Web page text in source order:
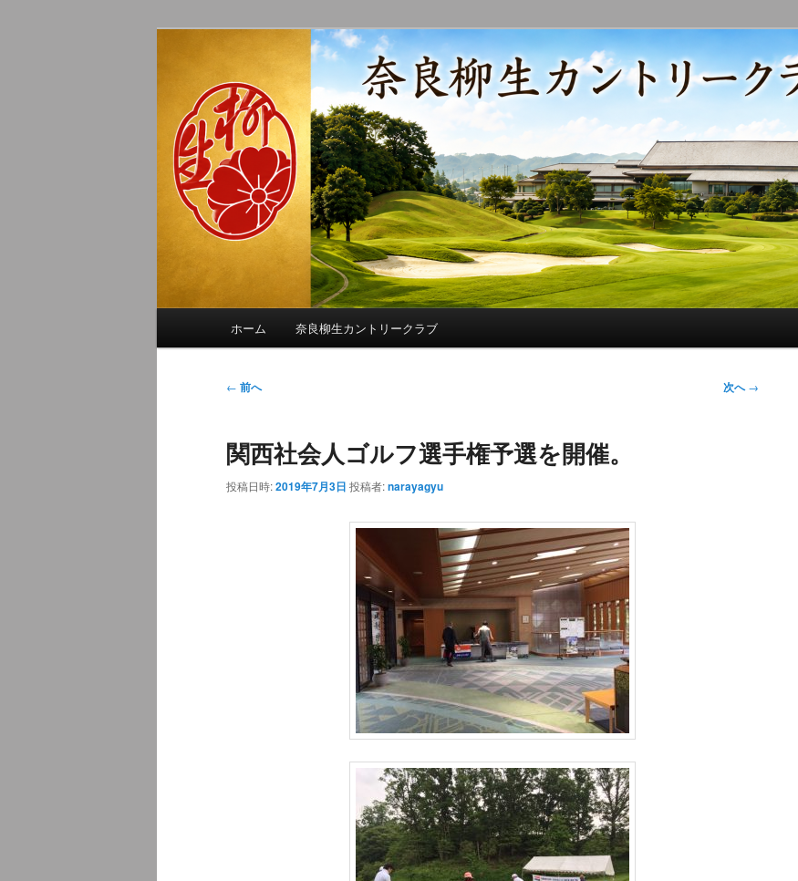
奈良柳生カントリークラブ総支配人ブログ
季節の話題、クラブの出来事、コースの改修・更新作業、ゴルフに関する随筆、喜怒哀楽などを気ま
れに発信します。
ホーム 奈良柳生カントリークラブ
投
ビ
ー
← 前へ 次へ→
関西社会人ゴルフ選手権予選を開催。
投稿日時:2019年7月3日 投稿者:narayagyu